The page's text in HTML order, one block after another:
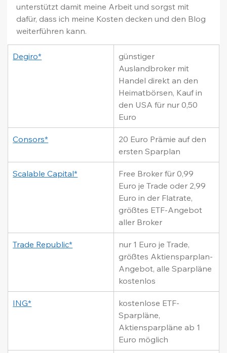
unterstützt damit meine Arbeit und sorgst mit
dafür, dass ich meine Kosten decken und den Blog
weiterführen kann.
Degiro*
günstiger
Auslandbroker mit
Handel direkt an den
Heimatbörsen, Kauf in
den USA für nur 0,50
Euro
Consors*
20 Euro Prämie auf den
ersten Sparplan
Scalable Capital*
Free Broker für 0,99
Euro je Trade oder 2,99
Euro in der Flatrate,
größtes ETF-Angebot
aller Broker
Trade Republic*
nur 1 Euro je Trade,
größtes Aktiensparplan-
Angebot, alle Sparpläne
kostenlos
ING*
kostenlose ETF-
Sparpläne,
Aktiensparpläne ab 1
Euro möglich